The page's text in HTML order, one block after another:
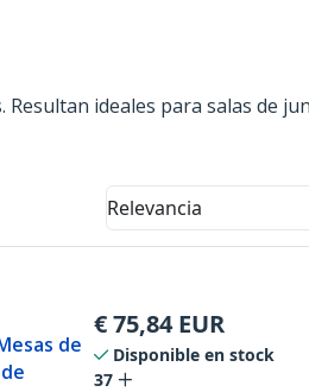
ideales para salas de
Relevancia
de
€75,84 EUR
Disponible en stock
37